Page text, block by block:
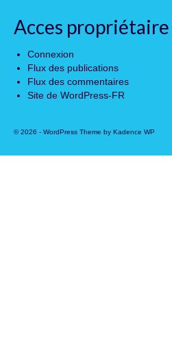
Acces propriétaire
Connexion
Flux des publications
Flux des commentaires
Site de WordPress-FR
© 2026 - WordPress Theme by Kadence WP